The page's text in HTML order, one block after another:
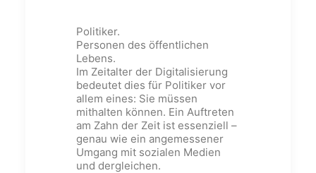
Politiker.
Personen des öffentlichen
Lebens.
Im Zeitalter der Digitalisierung
bedeutet dies für Politiker vor
allem eines: Sie müssen
mithalten können. Ein Auftreten
am Zahn der Zeit ist essenziell –
genau wie ein angemessener
Umgang mit sozialen Medien
und dergleichen.